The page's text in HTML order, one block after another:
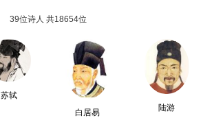
39位诗人 共18654位
苏轼
白居易
陆游